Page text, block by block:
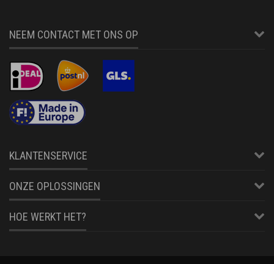
NEEM CONTACT MET ONS OP
KLANTENSERVICE
ONZE OPLOSSINGEN
HOE WERKT HET?